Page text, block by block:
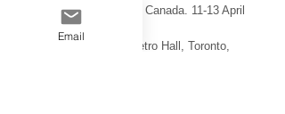
Friends House. Toronto, Canada. 11-13 April
“Exploring the Mind”. Metro Hall, Toronto,
Email